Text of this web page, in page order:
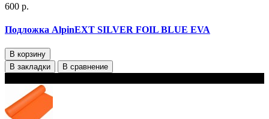
600 р.
Подложка AlpinEXT SILVER FOIL BLUE EVA
В корзину
В закладки
В сравнение